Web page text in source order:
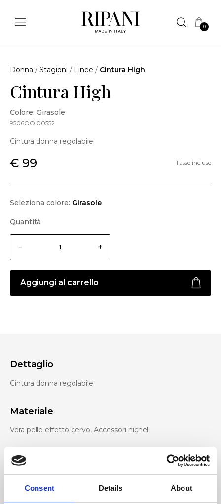
Consent Details About
0
Donna / Stagioni / Linee / Cintura High
Cintura High
Colore: Girasole
9506OO.00552
Cintura donna regolabile
€ 99 Tasse incluse
Seleziona colore: Girasole
Quantità
Aggiungi al carrello
Dettaglio
Cintura donna regolabile
Materiale
Vera pelle effetto cervo, Accessori nichel
Dimensione
110 x 4,5 cm (l x a)